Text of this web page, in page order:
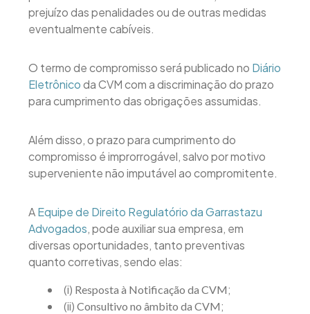
prejuízo das penalidades ou de outras medidas
eventualmente cabíveis.
O termo de compromisso será publicado no Diário
Eletrônicoda CVM com a discriminação do prazo
para cumprimento das obrigações assumidas.
Além disso, o prazo para cumprimento do
compromisso é improrrogável, salvo por motivo
superveniente não imputável ao compromitente.
AEquipe de Direito Regulatório da Garrastazu
Advogados, pode auxiliar sua empresa, em
diversas oportunidades, tanto preventivas
quanto corretivas, sendo elas:
(i) Resposta à Notificação da CVM;
(ii) Consultivo no âmbito da CVM;